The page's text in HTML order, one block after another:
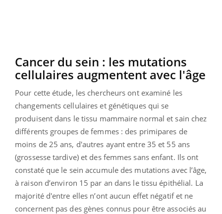
Cancer du sein : les mutations
cellulaires augmentent avec l'âge
Pour cette étude, les chercheurs ont examiné les
changements cellulaires et génétiques qui se
produisent dans le tissu mammaire normal et sain chez
différents groupes de femmes : des primipares de
moins de 25 ans, d'autres ayant entre 35 et 55 ans
(grossesse tardive) et des femmes sans enfant. Ils ont
constaté que le sein accumule des mutations avec l’âge,
à raison d’environ 15 par an dans le tissu épithélial. La
majorité d'entre elles n’ont aucun effet négatif et ne
concernent pas des gènes connus pour être associés au